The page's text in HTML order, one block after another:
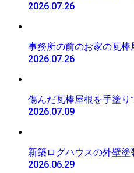
2026.07.26
事務所の前のお家の瓦棒
2026.07.26
傷んだ瓦棒屋根を手塗り
2026.07.09
新築ログハウスの外壁塗
2026.06.29